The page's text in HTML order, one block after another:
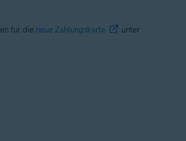
für die neue Zahlungskarte
unter